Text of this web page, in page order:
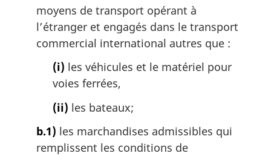
moyens de transport opérant à
l’étranger et engagés dans le transport
commercial international autres que :
(i) les véhicules et le matériel pour
voies ferrées,
(ii) les bateaux;
b.1) les marchandises admissibles qui
remplissent les conditions de